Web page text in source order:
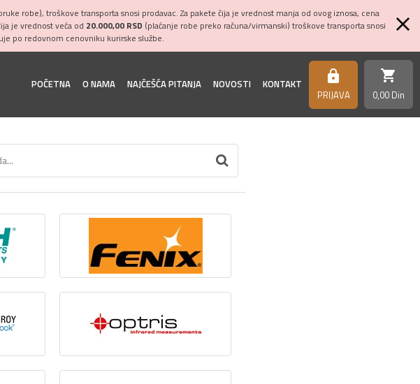
robe), troškove transporta snosi prodavac. Za pakete čija je vrednost manja od ovog iznosa, cena
je vrednost veća od 20.000,00 RSD (plaćanje robe preko računa/virmanski) troškove transporta snosi
po redovnom cenovniku kurirske službe.
POČETNA O NAMA NAJČEŠĆA PITANJA NOVOSTI KONTAKT https
PRIJAVA
shopping_cart
0,00 Din